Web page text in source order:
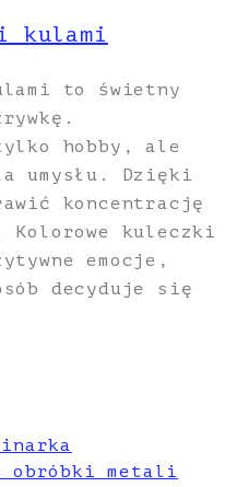
kulami
to świetny
hobby, ale
umysłu. Dzięki
koncentrację
Kolorowe kuleczki
emocje,
decyduje się
obróbki metali